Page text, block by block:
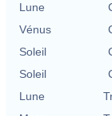
Lune
Vénus
Soleil
Soleil
Lune